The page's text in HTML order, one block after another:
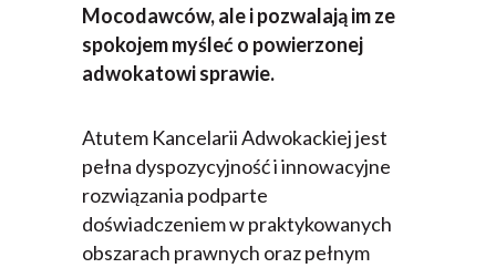
Mocodawców, ale i pozwalają im ze
spokojem myśleć o powierzonej
adwokatowi sprawie.
Atutem Kancelarii Adwokackiej jest
pełna dyspozycyjność i innowacyjne
rozwiązania podparte
doświadczeniem w praktykowanych
obszarach prawnych oraz pełnym